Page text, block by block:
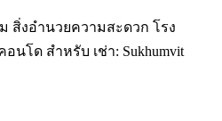
สิ่งอำนวยความสะดวก โรง
นโด สำหรับ เช่า: Sukhumvit